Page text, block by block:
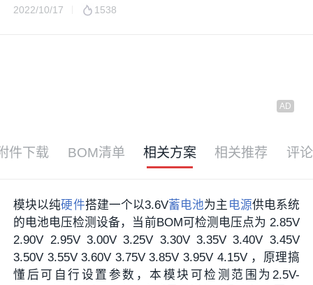
2022/10/17 1538
件下载 BOM清单 相关方案 相关推荐 评论
模块以纯硬件搭建一个以3.6V蓄电池为主 电源供电系统
的电池电压检测设备，当前BOM可检测电压点为 2.85V
2.90V 2.95V 3.00V 3.25V 3.30V 3.35V 3.40V 3.45V
3.50V 3.55V 3.60V 3.75V 3.85V 3.95V 4.15V ，原理搞
懂后可自行设置参数，本模块可检测范围为2.5V-